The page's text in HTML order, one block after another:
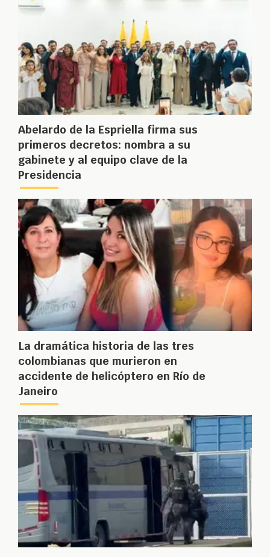
Abelardo de la Espriella firma sus
primeros decretos: nombra a su
gabinete y al equipo clave de la
Presidencia
La dramática historia de las tres
colombianas que murieron en
accidente de helicóptero en Río de
Janeiro